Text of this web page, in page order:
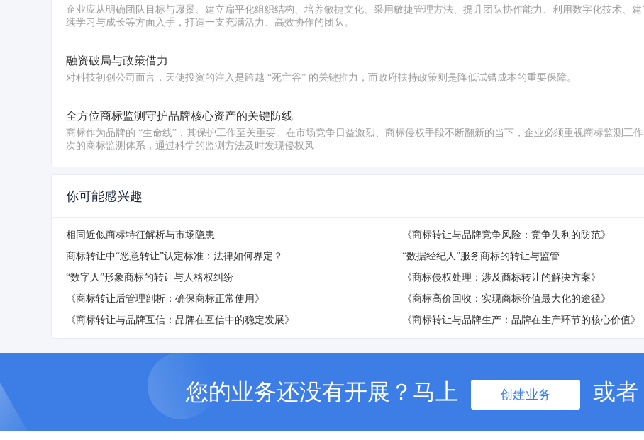
企业应从明确团队目标与愿景、建立扁平化组织结构、培养敏捷文化、采用敏捷管理方法、提升团队协作能力、利用数字化技术、
续学习与成长等方面入手，打造一支充满活力、高效协作的团队。
融资破局与政策借力
对科技初创公司而言，天使投资的注入是跨越 “死亡谷” 的关键推力，而政府扶持政策则是降低试错成本的重要保障。
全方位商标监测守护品牌核心资产的关键防线
商标作为品牌的 “生命线”，其保护工作至关重要。在市场竞争日益激烈、商标侵权手段不断翻新的当下，企业必须重视商标监测工
次的商标监测体系，通过科学的监测方法及时发现侵权风
你可能感兴趣
相同近似商标特征解析与市场隐患
《商标转让与品牌竞争风险：竞争失利的防范》
商标转让中“恶意转让”认定标准：法律如何界定？
“数据经纪人”服务商标的转让与监管
“数字人”形象商标的转让与人格权纠纷
《商标侵权处理：涉及商标转让的解决方案》
《商标转让后管理剖析：确保商标正常使用》
《商标高价回收：实现商标价值最大化的途径》
《商标转让与品牌互信：品牌在互信中的稳定发展》
《商标转让与品牌生产：品牌在生产环节的核心价值》
您的业务还没有开展？马上 创建业务 或者